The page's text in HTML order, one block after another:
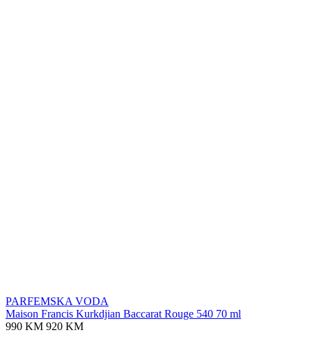
PARFEMSKA VODA
Maison Francis Kurkdjian Baccarat Rouge 540 70 ml
990 KM 920 KM